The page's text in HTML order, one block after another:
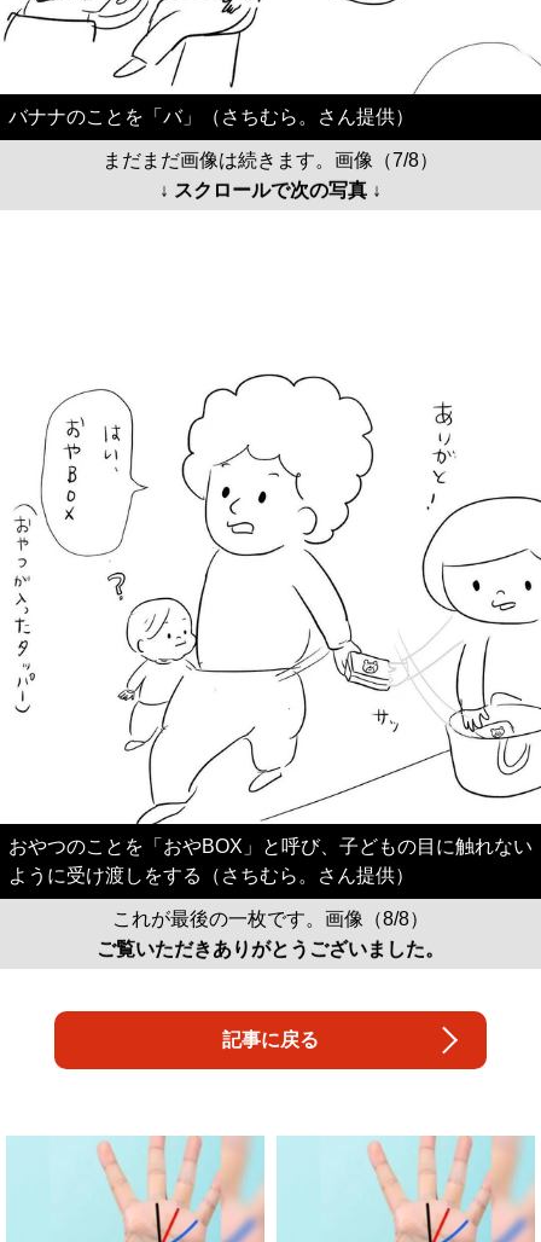
バナナのことを「バ」（さちむら。さん提供）
まだまだ画像は続きます。画像（7/8）
↓ スクロールで次の写真 ↓
おやつのことを「おやBOX」と呼び、子どもの目に触れない
ように受け渡しをする（さちむら。さん提供）
これが最後の一枚です。画像（8/8）
ご覧いただきありがとうございました。
記事に戻る